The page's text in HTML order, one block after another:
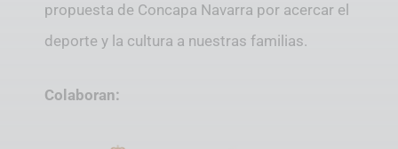
propuesta de Concapa Navarra por acercar el
deporte y la cultura a nuestras familias.
Colaboran: